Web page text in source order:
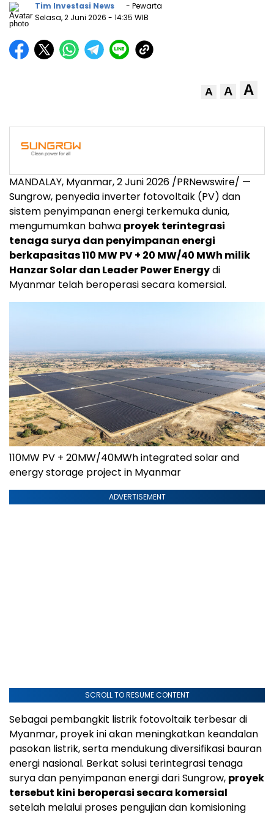
Tim Investasi News
- Pewarta
Selasa, 2 Juni 2026 - 14:35 WIB
A A A
MANDALAY, Myanmar,2 Juni 2026 /PRNewswire/ —
Sungrow, penyedia inverter fotovoltaik (PV) dan
sistem penyimpanan energi terkemuka dunia,
mengumumkan bahwa proyek terintegrasi
tenaga surya dan penyimpanan energi
berkapasitas 110 MW PV + 20 MW/40 MWh milik
Hanzar Solar dan Leader Power Energydi
Myanmar telah beroperasi secara komersial.
110MW PV + 20MW/40MWh integrated solar and
energy storage project in Myanmar
ADVERTISEMENT
SCROLL TO RESUME CONTENT
Sebagai pembangkit listrik fotovoltaik terbesar di
Myanmar, proyek ini akan meningkatkan keandalan
pasokan listrik, serta mendukung diversifikasi bauran
energi nasional. Berkat solusi terintegrasi tenaga
surya dan penyimpanan energi dari Sungrow, proyek
tersebut kini beroperasi secara komersial
setelah melalui proses pengujian dan komisioning